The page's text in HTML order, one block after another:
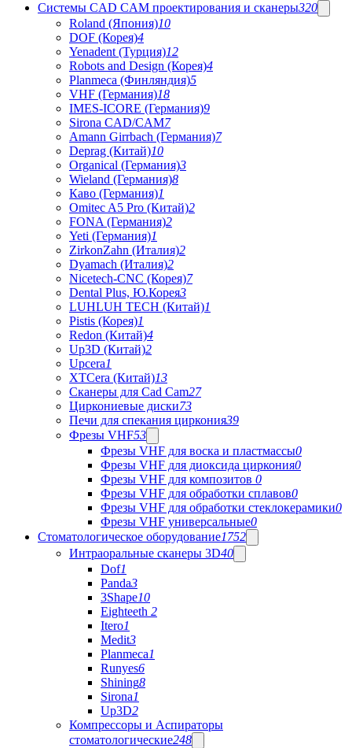
Системы CAD CAM проектирования и сканеры320
Roland (Япония)10
DOF (Корея)4
Yenadent (Турция)12
Robots and Design (Корея)4
Planmeca (Финляндия)5
VHF (Германия)18
IMES-ICORE (Германия)9
Sirona CAD/CAM7
Amann Girrbach (Германия)7
Deprag (Китай)10
Organical (Германия)3
Wieland (Германия)8
Каво (Германия)1
Omitec A5 Pro (Китай)2
FONA (Германия)2
Yeti (Германия)1
ZirkonZahn (Италия)2
Dyamach (Италия)2
Nicetech-CNC (Корея)7
Dental Plus, Ю.Корея3
LUHLUH TECH (Китай)1
Pistis (Корея)1
Redon (Китай)4
Up3D (Китай)2
Upcera1
XTCera (Китай)13
Сканеры для Cad Cam27
Циркониевые диски73
Печи для спекания циркония39
Фрезы VHF53
Фрезы VHF для воска и пластмассы0
Фрезы VHF для диоксида циркония0
Фрезы VHF для композитов 0
Фрезы VHF для обработки сплавов0
Фрезы VHF для обработки стеклокерамики0
Фрезы VHF универсальные0
Стоматологическое оборудование1752
Интраоральные сканеры 3D40
Dof1
Panda3
3Shape10
Eighteeth 2
Itero1
Medit3
Planmeca1
Runyes6
Shining8
Sirona1
Up3D2
Компрессоры и Аспираторы
стоматологические248